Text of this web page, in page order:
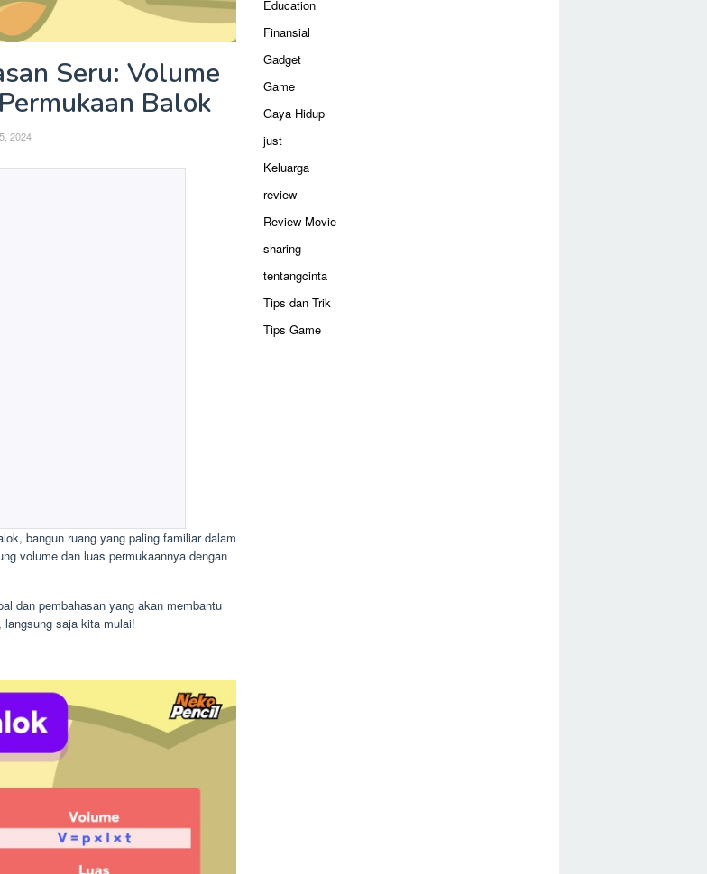
Seru: Volume
Balok
2024
bangun ruang yang paling familiar dalam
volume dan luas permukaannya dengan
dan pembahasan yang akan membantu
saja kita mulai!
Education
Finansial
Gadget
Game
Gaya Hidup
just
Keluarga
review
Review Movie
sharing
tentangcinta
Tips dan Trik
Tips Game